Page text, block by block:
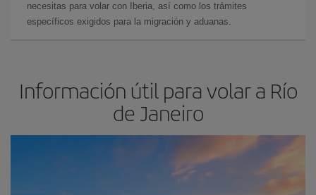
necesitas para volar con Iberia, así como los trámites
específicos exigidos para la migración y aduanas.
Información útil para volar a Río
de Janeiro